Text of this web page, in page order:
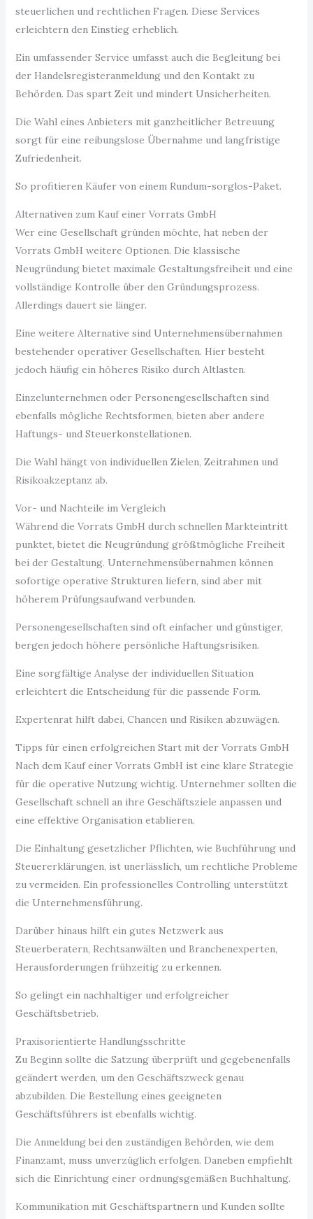
steuerlichen und rechtlichen Fragen. Diese Services
erleichtern den Einstieg erheblich.
Ein umfassender Service umfasst auch die Begleitung bei
der Handelsregisteranmeldung und den Kontakt zu
Behörden. Das spart Zeit und mindert Unsicherheiten.
Die Wahl eines Anbieters mit ganzheitlicher Betreuung
sorgt für eine reibungslose Übernahme und langfristige
Zufriedenheit.
So profitieren Käufer von einem Rundum-sorglos-Paket.
Alternativen zum Kauf einer Vorrats GmbH
Wer eine Gesellschaft gründen möchte, hat neben der
Vorrats GmbH weitere Optionen. Die klassische
Neugründung bietet maximale Gestaltungsfreiheit und eine
vollständige Kontrolle über den Gründungsprozess.
Allerdings dauert sie länger.
Eine weitere Alternative sind Unternehmensübernahmen
bestehender operativer Gesellschaften. Hier besteht
jedoch häufig ein höheres Risiko durch Altlasten.
Einzelunternehmen oder Personengesellschaften sind
ebenfalls mögliche Rechtsformen, bieten aber andere
Haftungs- und Steuerkonstellationen.
Die Wahl hängt von individuellen Zielen, Zeitrahmen und
Risikoakzeptanz ab.
Vor- und Nachteile im Vergleich
Während die Vorrats GmbH durch schnellen Markteintritt
punktet, bietet die Neugründung größtmögliche Freiheit
bei der Gestaltung. Unternehmensübernahmen können
sofortige operative Strukturen liefern, sind aber mit
höherem Prüfungsaufwand verbunden.
Personengesellschaften sind oft einfacher und günstiger,
bergen jedoch höhere persönliche Haftungsrisiken.
Eine sorgfältige Analyse der individuellen Situation
erleichtert die Entscheidung für die passende Form.
Expertenrat hilft dabei, Chancen und Risiken abzuwägen.
Tipps für einen erfolgreichen Start mit der Vorrats GmbH
Nach dem Kauf einer Vorrats GmbH ist eine klare Strategie
für die operative Nutzung wichtig. Unternehmer sollten die
Gesellschaft schnell an ihre Geschäftsziele anpassen und
eine effektive Organisation etablieren.
Die Einhaltung gesetzlicher Pflichten, wie Buchführung und
Steuererklärungen, ist unerlässlich, um rechtliche Probleme
zu vermeiden. Ein professionelles Controlling unterstützt
die Unternehmensführung.
Darüber hinaus hilft ein gutes Netzwerk aus
Steuerberatern, Rechtsanwälten und Branchenexperten,
Herausforderungen frühzeitig zu erkennen.
So gelingt ein nachhaltiger und erfolgreicher
Geschäftsbetrieb.
Praxisorientierte Handlungsschritte
Zu Beginn sollte die Satzung überprüft und gegebenenfalls
geändert werden, um den Geschäftszweck genau
abzubilden. Die Bestellung eines geeigneten
Geschäftsführers ist ebenfalls wichtig.
Die Anmeldung bei den zuständigen Behörden, wie dem
Finanzamt, muss unverzüglich erfolgen. Daneben empfiehlt
sich die Einrichtung einer ordnungsgemäßen Buchhaltung.
Kommunikation mit Geschäftspartnern und Kunden sollte